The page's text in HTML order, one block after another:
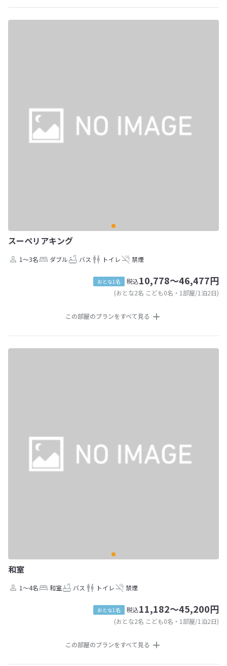
スーペリアキング
1～3名 ダブル バス トイレ 禁煙
おとな1名 税込10,778～46,477円
(おとな2名 こども0名・1部屋/1泊2日)
この部屋のプランをすべて見る
和室
1～4名 和室 バス トイレ 禁煙
おとな1名 税込11,182～45,200円
(おとな2名 こども0名・1部屋/1泊2日)
この部屋のプランをすべて見る